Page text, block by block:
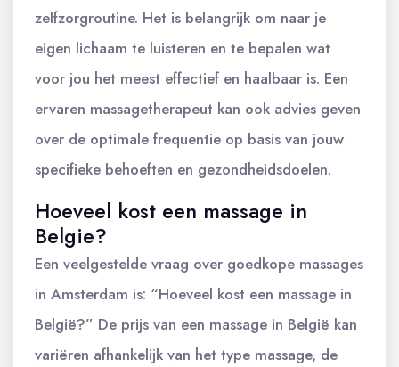
zelfzorgroutine. Het is belangrijk om naar je
eigen lichaam te luisteren en te bepalen wat
voor jou het meest effectief en haalbaar is. Een
ervaren massagetherapeut kan ook advies geven
over de optimale frequentie op basis van jouw
specifieke behoeften en gezondheidsdoelen.
Hoeveel kost een massage in
Belgie?
Een veelgestelde vraag over goedkope massages
in Amsterdam is: “Hoeveel kost een massage in
België?” De prijs van een massage in België kan
variëren afhankelijk van het type massage, de